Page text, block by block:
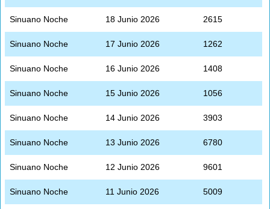
Sinuano Noche 18 Junio 2026 2615
Sinuano Noche 17 Junio 2026 1262
Sinuano Noche 16 Junio 2026 1408
Sinuano Noche 15 Junio 2026 1056
Sinuano Noche 14 Junio 2026 3903
Sinuano Noche 13 Junio 2026 6780
Sinuano Noche 12 Junio 2026 9601
Sinuano Noche 11 Junio 2026 5009